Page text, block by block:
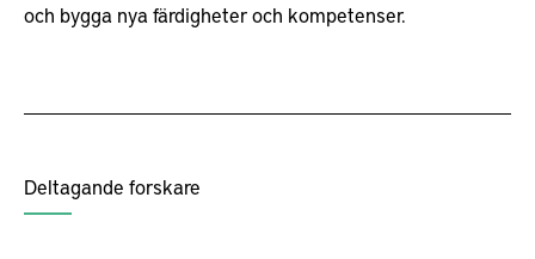
och bygga nya färdigheter och kompetenser.
Deltagande forskare